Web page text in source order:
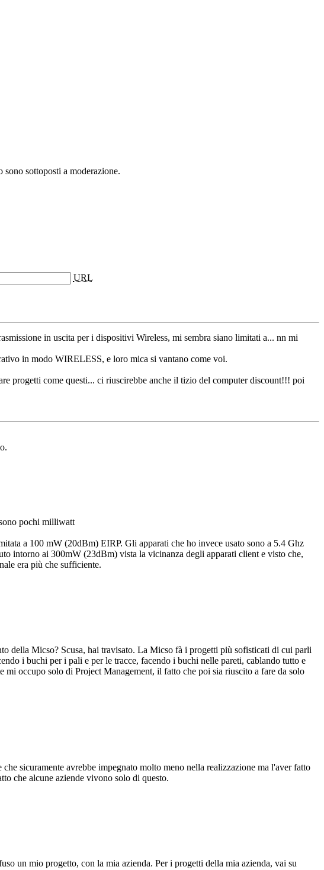
sottoposti a moderazione.
URL
in uscita per i dispositivi Wireless, mi sembra siano limitati a... nn mi
in modo WIRELESS, e loro mica si vantano come voi.
progetti come questi... ci riuscirebbe anche il tizio del computer discount!!! poi
pochi milliwatt
a 100 mW (20dBm) EIRP. Gli apparati che ho invece usato sono a 5.4 Ghz
intorno ai 300mW (23dBm) vista la vicinanza degli apparati client e visto che,
era più che sufficiente.
della Micso? Scusa, hai travisato. La Micso fà i progetti più sofisticati di cui parli
i buchi per i pali e per le tracce, facendo i buchi nelle pareti, cablando tutto e
occupo solo di Project Management, il fatto che poi sia riuscito a fare da solo
sicuramente avrebbe impegnato molto meno nella realizzazione ma l'aver fatto
che alcune aziende vivono solo di questo.
un mio progetto, con la mia azienda. Per i progetti della mia azienda, vai su